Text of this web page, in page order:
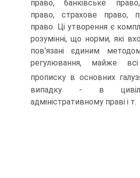
право, банківське
право, страхове право,
право. Ці утворення є
розумінні, що норми, які
пов'язані єдиним
регулювання, майже
прописку в основних
випадку - в
адміністративному праві і т.